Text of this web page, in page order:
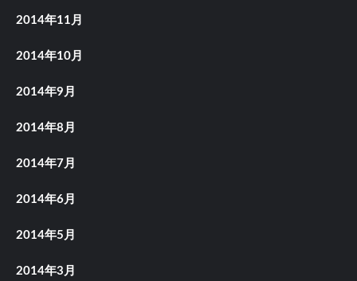
2014年11月
2014年10月
2014年9月
2014年8月
2014年7月
2014年6月
2014年5月
2014年3月